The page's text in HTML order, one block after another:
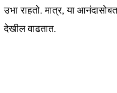
उभा राहतो. मात्र, या
देखील वाढतात.